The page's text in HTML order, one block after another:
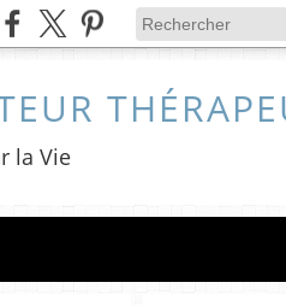
la Vie